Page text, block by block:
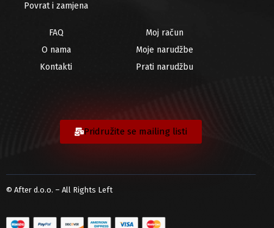
Povrat i zamjena
FAQ
O nama
Kontakti
Moj račun
Moje narudžbe
Prati narudžbu
Pridružite se mailing listi
© After d.o.o. – All Rights Left